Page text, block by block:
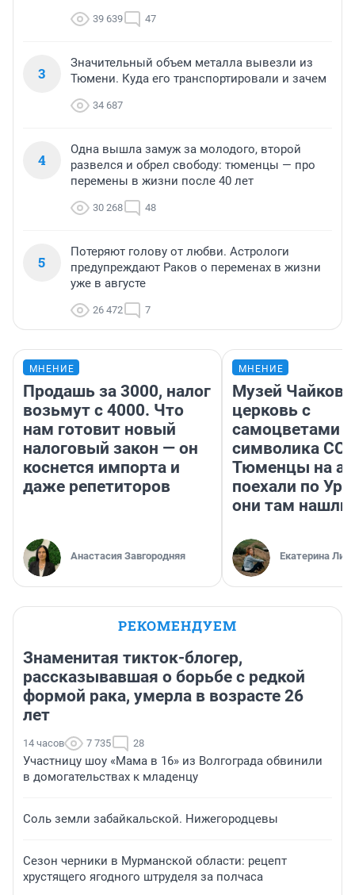
39 639 47
3
Значительный объем металла вывезли из
Тюмени. Куда его транспортировали и зачем
34 687
4
Одна вышла замуж за молодого, второй
развелся и обрел свободу: тюменцы — про
перемены в жизни после 40 лет
30 268 48
5
Потеряют голову от любви. Астрологи
предупреждают Раков о переменах в жизни
уже в августе
26 472 7
МНЕНИЕ
Продашь за 3000, налог
возьмут с 4000. Что
нам готовит новый
налоговый закон — он
коснется импорта и
даже репетиторов
Анастасия Завгородняя
МНЕНИЕ
Музей
церковь с
самоцветами
символика
Тюменцы на
поехали по
они там нашли
Екатерина
РЕКОМЕНДУЕМ
Знаменитая тикток-блогер,
рассказывавшая о борьбе с редкой
формой рака, умерла в возрасте 26
лет
14 часов 7 735 28
Участницу шоу «Мама в 16» из Волгограда обвинили
в домогательствах к младенцу
Соль земли забайкальской. Нижегородцевы
Сезон черники в Мурманской области: рецепт
хрустящего ягодного штруделя за полчаса